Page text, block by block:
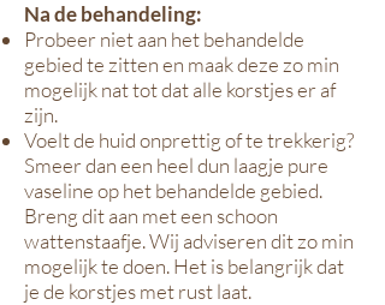
Na de behandeling:
Probeer niet aan het behandelde
gebied te zitten en maak deze zo min
mogelijk nat tot dat alle korstjes er af
zijn.
Voelt de huid onprettig of te trekkerig?
Smeer dan een heel dun laagje pure
vaseline op het behandelde gebied.
Breng dit aan met een schoon
wattenstaafje. Wij adviseren dit zo min
mogelijk te doen. Het is belangrijk dat
je de korstjes met rust laat.